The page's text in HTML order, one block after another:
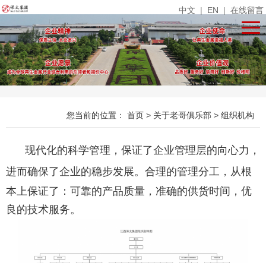
中文 | EN | 在线留言
您当前的位置： 首页 > 关于老哥俱乐部 > 组织机构
现代化的科学管理，保证了企业管理层的向心力，
进而确保了企业的稳步发展。合理的管理分工，从根
本上保证了：可靠的产品质量，准确的供货时间，优
良的技术服务。